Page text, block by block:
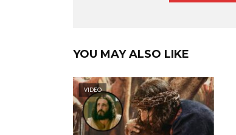
YOU MAY ALSO LIKE
VIDEO